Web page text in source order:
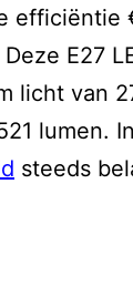
efficiëntie
E27
licht van
lumen.
steeds